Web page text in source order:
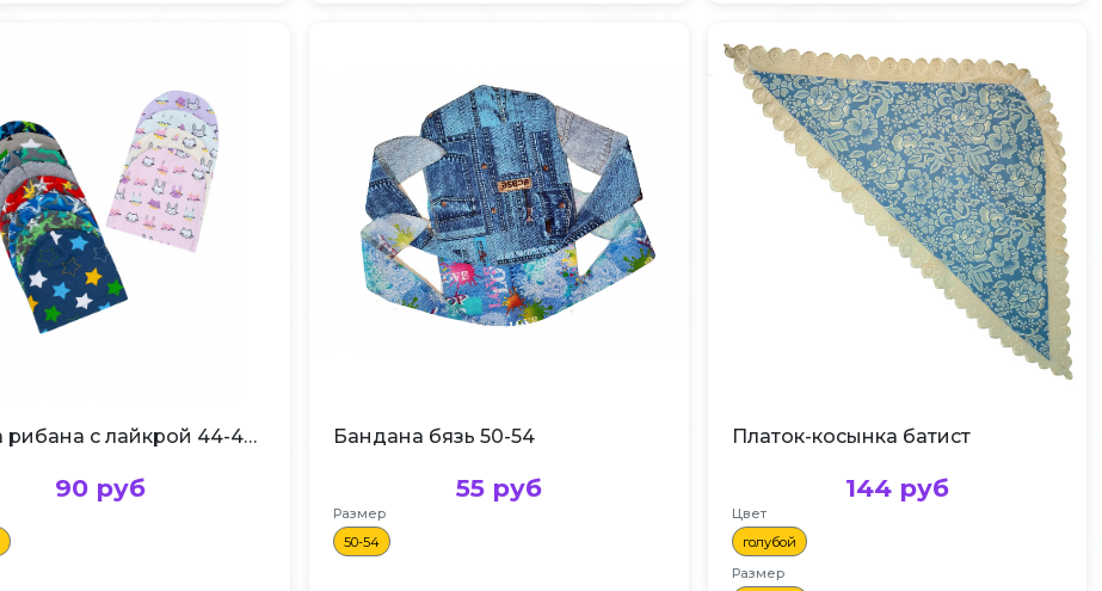
Шапка рибана с лайкрой 44-46 Ш-22-2
90 руб
Бандана бязь 50-54
55 руб
Размер
50-54
Платок-косынка батист
144 руб
Цвет
голубой
Размер